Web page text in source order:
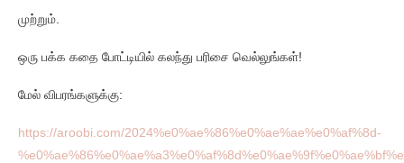
முற்றும்.
ஒரு பக்க கதை போட்டியில் கலந்து பரிசை வெல்லுங்கள்!
மேல் விபரங்களுக்கு:
https://aroobi.com/2024%e0%ae%86%e0%ae%ae%e0%af%8d-